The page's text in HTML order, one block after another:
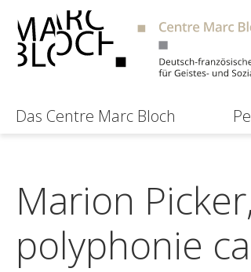
Das Centre Marc Bloch
Marion
polyphonie